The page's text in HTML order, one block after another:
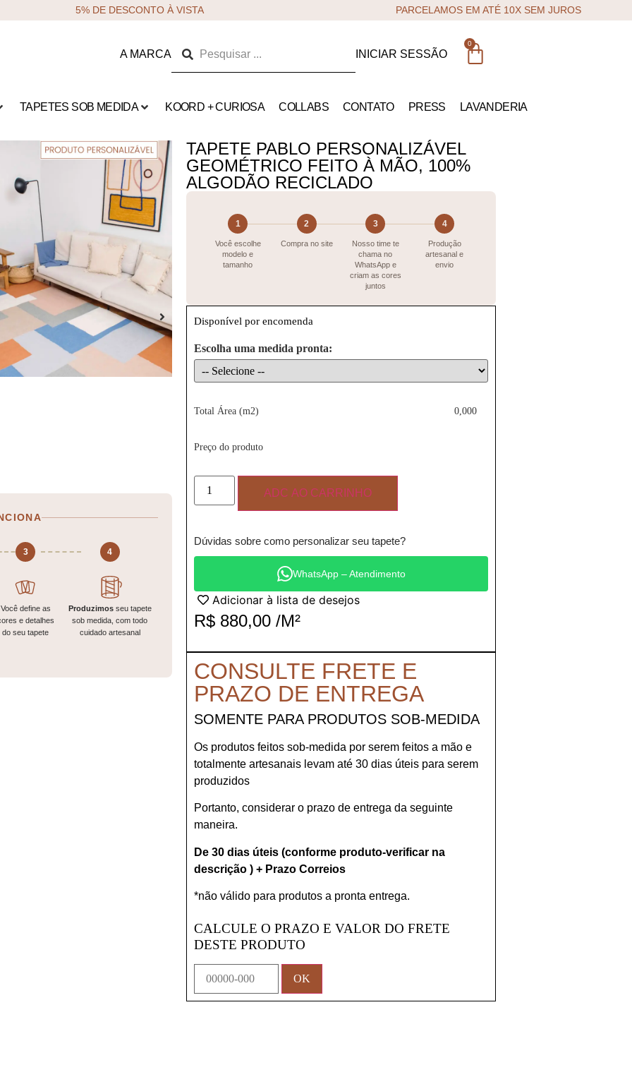
5% DE DESCONTO À VISTA PARCELAMOS EM ATÉ 10X SEM JUROS
A MARCA INICIAR SESSÃO
0
TAPETES SOB MEDIDA KOORD + CURIOSA COLLABS CONTATO PRESS LAVANDERIA
3
Você define as
e detalhes
do seu tapete
4
Produzimosseu tapete
sob medida, com todo
cuidado artesanal
TAPETE PABLO PERSONALIZÁVEL
GEOMÉTRICO FEITO À MÃO, 100%
ALGODÃO RECICLADO
1
Você escolhe
modelo e
tamanho
2
Compra no site
3
Nosso time te
chama no
WhatsApp e
criam as cores
juntos
4
Produção
artesanal e
envio
Disponível por encomenda
Escolha uma medida pronta:
Total Área (m2) 0,000
Preço do produto
ADC AO CARRINHO
Dúvidas sobre como personalizar seu tapete?
WhatsApp – Atendimento
Adicionar à lista de desejos
R$ 880,00 /M²
CONSULTE FRETE E
PRAZO DE ENTREGA
SOMENTE PARA PRODUTOS SOB-MEDIDA
Os produtos feitos sob-medida por serem feitos a mão e
totalmente artesanais levam até 30 dias úteis para serem
produzidos
Portanto, considerar o prazo de entrega da seguinte
maneira.
De 30 dias úteis (conforme produto-verificar na
descrição ) + Prazo Correios
*não válido para produtos a pronta entrega.
CALCULE O PRAZO E VALOR DO FRETE
DESTE PRODUTO